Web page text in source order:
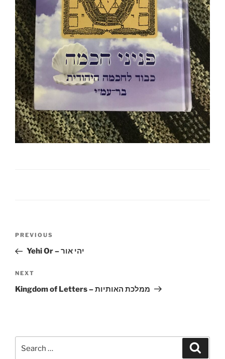
PREVIOUS
Yehi Or – יהי אור
NEXT
Kingdom of Letters – ממלכת האותיות